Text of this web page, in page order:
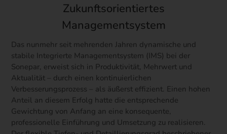
Zukunftsorientiertes
Managementsystem
Das nunmehr seit mehrenden Jahren dynamische und
stabile Integrierte Managementsystem (IMS) bei der
Sonepar, erweist sich in Produktivität, Mehrwert und
Aktualität – durch einen kontinuierlichen
Verbesserungsprozess – als äußerst effizient. Einen hohen
Anteil an diesem Erfolg hatte die entsprechende
Gewichtung von Anfang an eine konsequente,
professionelle Einführung und Umsetzung zu realisieren.